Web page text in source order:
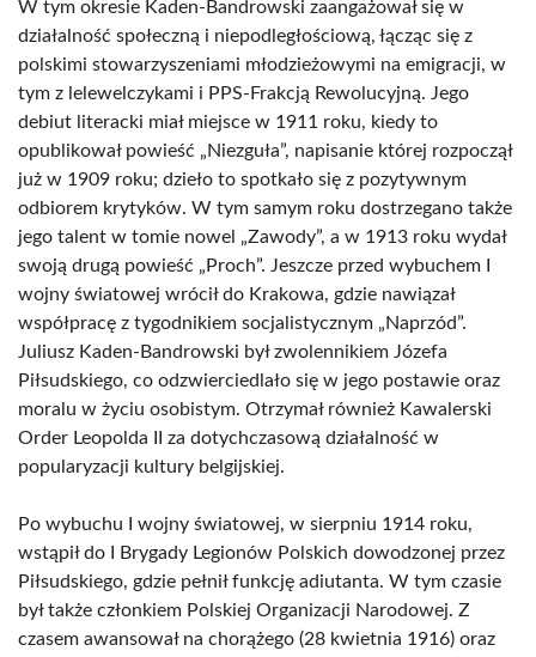
W tym okresie Kaden-Bandrowski zaangażował się w
działalność społeczną i niepodległościową, łącząc się z
polskimi stowarzyszeniami młodzieżowymi na emigracji, w
tym z lelewelczykami i PPS-Frakcją Rewolucyjną. Jego
debiut literacki miał miejsce w 1911 roku, kiedy to
opublikował powieść „Niezguła”, napisanie której rozpoczął
już w 1909 roku; dzieło to spotkało się z pozytywnym
odbiorem krytyków. W tym samym roku dostrzegano także
jego talent w tomie nowel „Zawody”, a w 1913 roku wydał
swoją drugą powieść „Proch”. Jeszcze przed wybuchem I
wojny światowej wrócił do Krakowa, gdzie nawiązał
współpracę z tygodnikiem socjalistycznym „Naprzód”.
Juliusz Kaden-Bandrowski był zwolennikiem Józefa
Piłsudskiego, co odzwierciedlało się w jego postawie oraz
moralu w życiu osobistym. Otrzymał również Kawalerski
Order Leopolda II za dotychczasową działalność w
popularyzacji kultury belgijskiej.
Po wybuchu I wojny światowej, w sierpniu 1914 roku,
wstąpił do I Brygady Legionów Polskich dowodzonej przez
Piłsudskiego, gdzie pełnił funkcję adiutanta. W tym czasie
był także członkiem Polskiej Organizacji Narodowej. Z
czasem awansował na chorążego (28 kwietnia 1916) oraz